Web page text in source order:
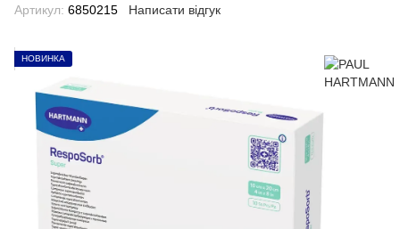
Артикул: 6850215 Написати відгук
НОВИНКА